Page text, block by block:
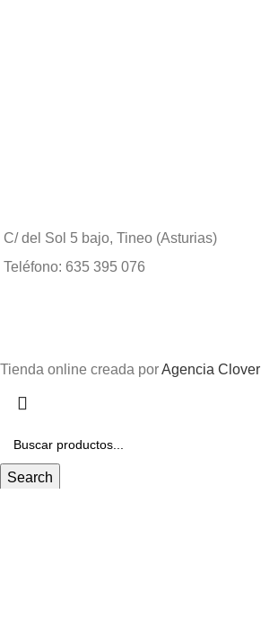
C/ del Sol 5 bajo, Tineo (Asturias)
Teléfono: 635 395 076
Tienda online creada porAgencia Clover
Search